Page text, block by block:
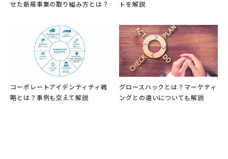
せた新規事業の取り組み方とは？
トを解説
コーポレートアイデンティティ戦
略とは？事例も交えて解説
グロースハックとは？マーケティ
ングとの違いについても解説